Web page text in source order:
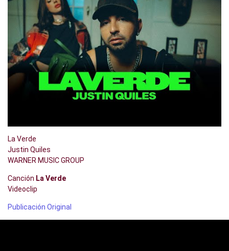
La Verde
Justin Quiles
WARNER MUSIC GROUP
Canción La Verde
Videoclip
Publicación Original